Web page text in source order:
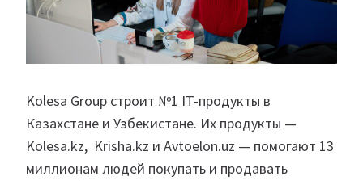
Kolesa Group строит №1 IT-продукты в
Казахстане и Узбекистане. Их продукты —
Kolesa.kz, Krisha.kz и Avtoelon.uz — помогают 13
миллионам людей покупать и продавать